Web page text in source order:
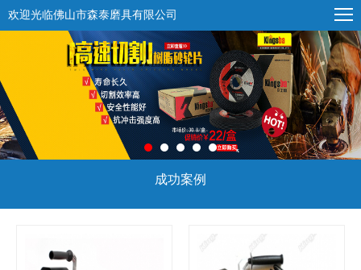
欢迎光临佛山市森泰磨具有限公司
成功案例